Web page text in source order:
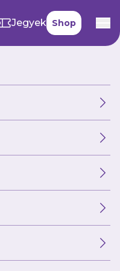
Jegyek Shop
lányaink